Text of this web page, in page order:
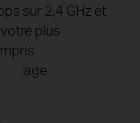
sur 2,4 GHz et
plus